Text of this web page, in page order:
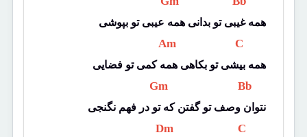
همه غیبی تو بدانی همه عیبی تو بپوشی
Am C
همه بیشی تو بکاهی همه کمی تو فضایی
Gm Bb
نتوان وصف تو گفتن که تو در فهم نگنجی
Dm C